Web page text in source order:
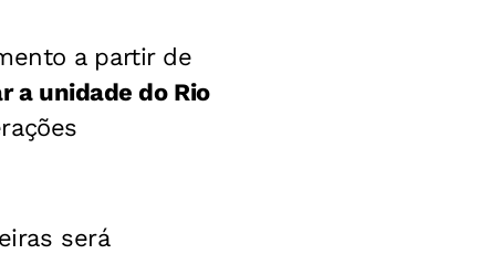
a partir de
a unidade do Rio
será